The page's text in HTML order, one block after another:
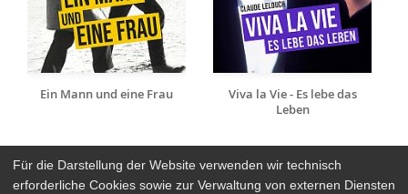
Ein Mann und eine Frau
Viva la Vie - Es lebe das
Leben
Für die Darstellung der Website verwenden wir technisch
erforderliche Cookies sowie zur Verwaltung von externen Diensten